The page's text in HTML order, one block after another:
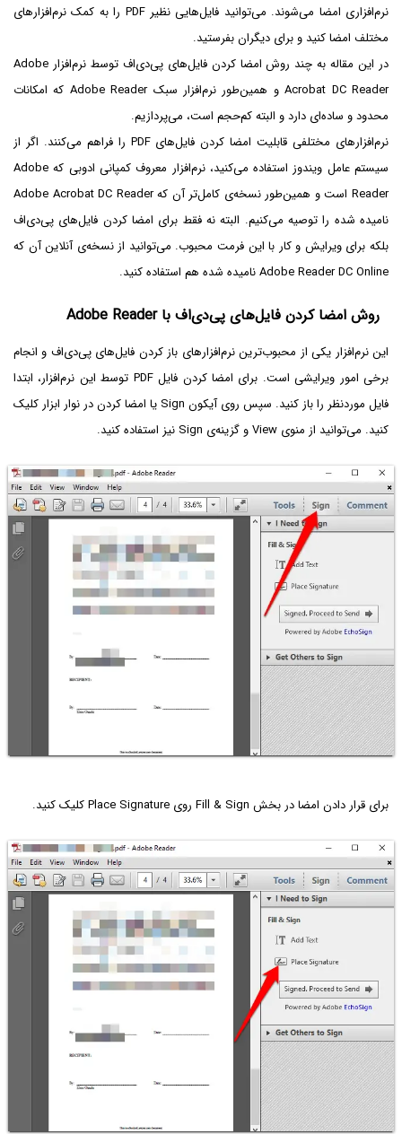
نرم‌افزاری امضا می‌شوند. می‌توانید فایل‌هایی نظیر PDF را به کمک نرم‌افزارهای
مختلف امضا کنید و برای دیگران بفرستید.
در این مقاله به چند روش امضا کردن فایل‌های پی‌دی‌اف توسط نرم‌افزار Adobe
Acrobat DC Reader و همین‌طور نرم‌افزار سبک Adobe Reader که امکانات
محدود و ساده‌ای دارد و البته کم‌حجم است، می‌پردازیم.
نرم‌افزارهای مختلفی قابلیت امضا کردن فایل‌های PDF را فراهم می‌کنند. اگر از
سیستم عامل ویندوز استفاده می‌کنید، نرم‌افزار معروف کمپانی ادوبی که Adobe
Reader است و همین‌طور نسخه‌ی کامل‌تر آن که Adobe Acrobat DC Reader
نامیده شده را توصیه می‌کنیم. البته نه فقط برای امضا کردن فایل‌های پی‌دی‌اف
بلکه برای ویرایش و کار با این فرمت محبوب. می‌توانید از نسخه‌ی آنلاین آن که
Adobe Reader DC Online نامیده شده هم استفاده کنید.
روش امضا کردن فایل‌های پی‌دی‌اف با Adobe Reader
این نرم‌افزار یکی از محبوب‌ترین نرم‌افزارهای باز کردن فایل‌های پی‌دی‌اف و انجام
برخی امور ویرایشی است. برای امضا کردن فایل PDF توسط این نرم‌افزار، ابتدا
فایل موردنظر را باز کنید. سپس روی آیکون Sign یا امضا کردن در نوار ابزار کلیک
کنید. می‌توانید از منوی View و گزینه‌ی Sign نیز استفاده کنید.
برای قرار دادن امضا در بخش Fill & Sign روی Place Signature کلیک کنید.